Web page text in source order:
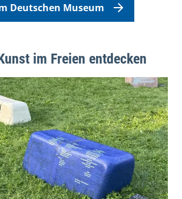
Deutschen Museum
im Freien entdecken